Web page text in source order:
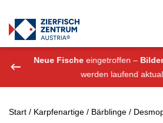
Zierfisch Aquarium Austria
Neue Fische eingetroffen –
werden laufend
Start / Karpfenartige / Bärblinge /